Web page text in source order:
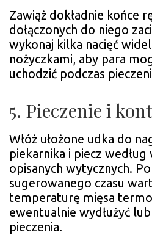
Zawiąż dokładnie końce
dołączonych do niego
wykonaj kilka nacięć
nożyczkami, aby para
uchodzić podczas
5. Pieczenie i
Włóż ułożone udka do
piekarnika i piecz według
opisanych wytycznych.
sugerowanego czasu
temperaturę mięsa
ewentualnie wydłużyć
pieczenia.